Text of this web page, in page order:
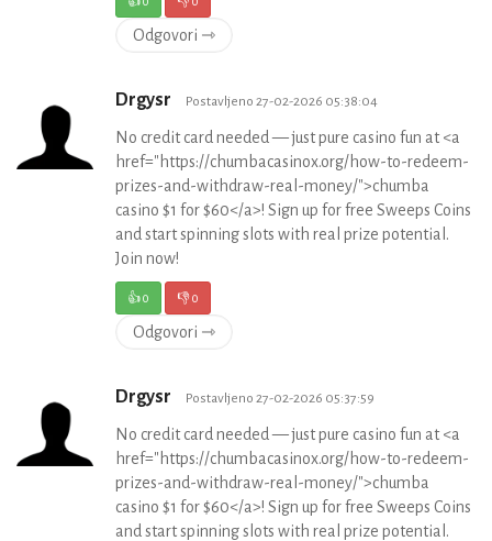
Odgovori ⇾
Drgysr Postavljeno 27-02-2026 05:38:04
No credit card needed — just pure casino fun at <a
href="https://chumbacasinox.org/how-to-redeem-
prizes-and-withdraw-real-money/">chumba
casino $1 for $60</a>! Sign up for free Sweeps Coins
and start spinning slots with real prize potential.
Join now!
👍0 👎0
Odgovori ⇾
Drgysr Postavljeno 27-02-2026 05:37:59
No credit card needed — just pure casino fun at <a
href="https://chumbacasinox.org/how-to-redeem-
prizes-and-withdraw-real-money/">chumba
casino $1 for $60</a>! Sign up for free Sweeps Coins
and start spinning slots with real prize potential.